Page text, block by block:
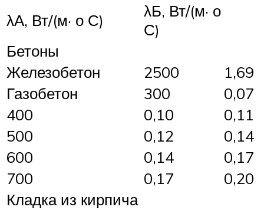
λА, Вт/(м· о С)
λБ, Вт/(м· о
С)
Бетоны
Железобетон
2500
1,69
Газобетон
300
0,07
400
0,10
0,11
500
0,12
0,14
600
0,14
0,17
700
0,17
0,20
Кладка из кирпича